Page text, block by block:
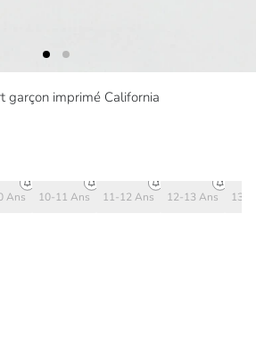
garçon imprimé California
Ans 10-11 Ans 11-12 Ans 12-13 Ans 13-